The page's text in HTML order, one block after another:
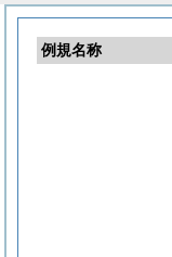
例規名称